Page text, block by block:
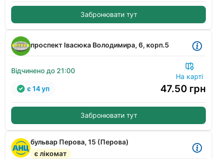
Забронювати тут
проспект Івасюка Володимира, 6, корп.5
Відчинено до 21:00
На карті
47.50 грн
є 14 уп
Забронювати тут
бульвар Перова, 15 (Перова)
є лікомат